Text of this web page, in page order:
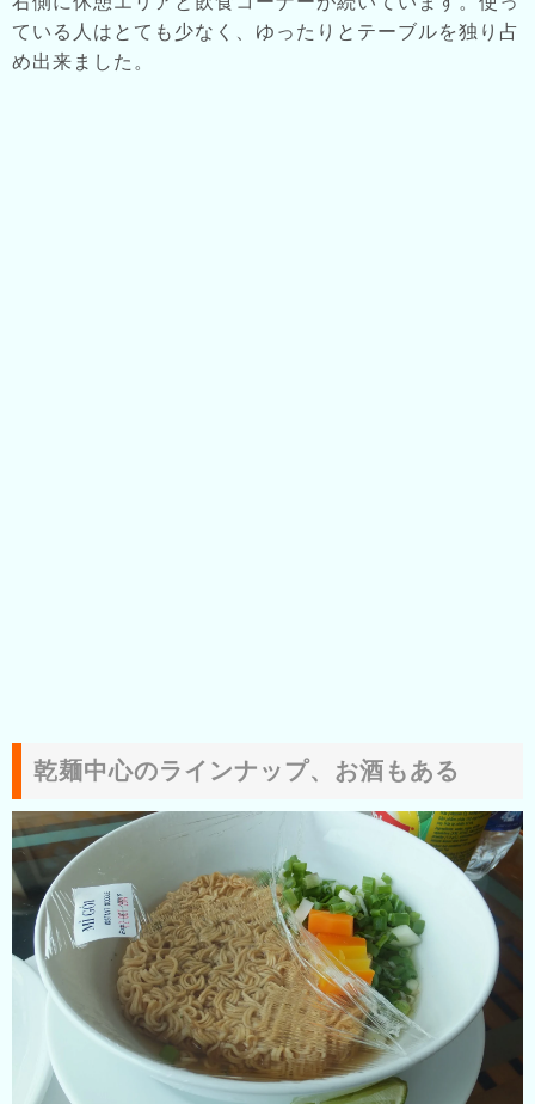
ている人はとても少なく、ゆったりとテーブルを独り占
め出来ました。
乾麺中心のラインナップ、お酒もある